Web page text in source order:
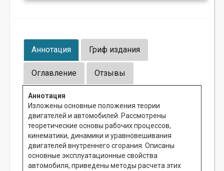
Аннотация Гриф издания
Оглавление Отзывы
Аннотация
Изложены основные положения теории
двигателей и автомобилей. Рассмотрены
теоретические основы рабочих процессов,
кинематики, динамики и уравновешивания
двигателей внутреннего сгорания. Описаны
основные эксплуатационные свойства
автомобиля, приведены методы расчета этих